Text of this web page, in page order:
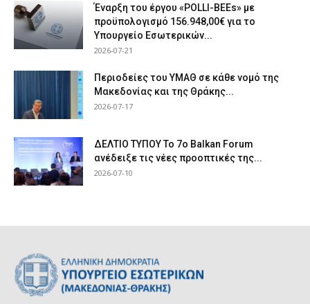
Έναρξη του έργου «POLLI-BEEs» με
προϋπολογισμό 156.948,00€ για το
Υπουργείο Εσωτερικών...
2026-07-21
Περιοδείες του ΥΜΑΘ σε κάθε νομό της
Μακεδονίας και της Θράκης...
2026-07-17
ΔΕΛΤΙΟ ΤΥΠΟΥ Το 7ο Balkan Forum
ανέδειξε τις νέες προοπτικές της...
2026-07-10